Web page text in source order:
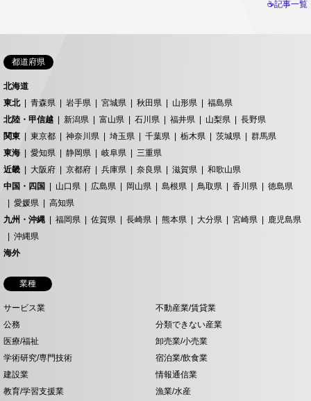
☕記事一覧
都道府県
北海道
東北
青森県 岩手県 宮城県 秋田県 山形県
福島県
北陸・甲信越
新潟県 富山県 石川県 福井県 山梨県
長野県
関東
東京都 神奈川県 埼玉県 千葉県 栃木県 茨城県
群馬県
東海
愛知県 静岡県 岐阜県
三重県
近畿
大阪府 京都府 兵庫県 奈良県 滋賀県
和歌山県
中国・四国
山口県 広島県 岡山県 島根県 鳥取県 香川県
徳島県
愛媛県
高知県
九州・沖縄
福岡県 佐賀県 長崎県 熊本県 大分県 宮崎県
鹿児島県
沖縄県
海外
業種
サービス業
不動産業/賃貸業
公務
分類できない産業
医療/福祉
卸売業/小売業
学術研究/専門技術
宿泊業/飲食業
建設業
情報通信業
教育/学習支援業
漁業/水産